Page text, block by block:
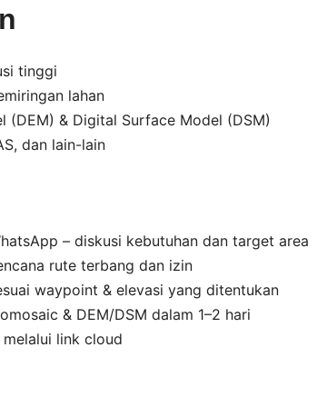
tinggi
lahan
(DEM) & Digital Surface Model (DSM)
dan lain-lain
– diskusi kebutuhan dan target area
rute terbang dan izin
waypoint & elevasi yang ditentukan
& DEM/DSM dalam 1–2 hari
link cloud